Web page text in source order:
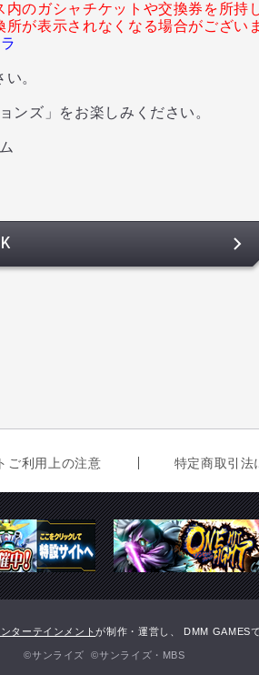
のガシャチケットや交換券を所持
が表示されなくなる場合がござい
。
ンズ」をお楽しみください。
ご利用上の注意 特定商取引法
ターテインメントが制作・運営し、 DMM GAMES
©サンライズ ©サンライズ・MBS